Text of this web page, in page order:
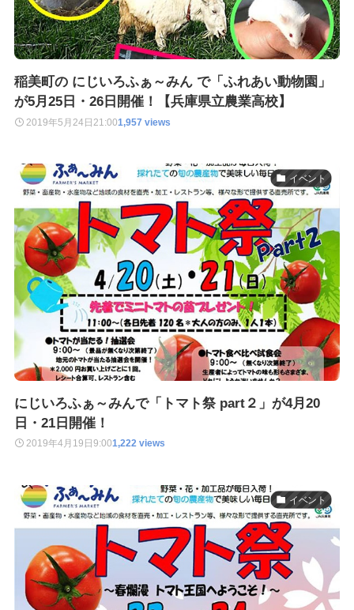
稲美町の にじいろふぁ～みん で「ふれあい動物園」
が5月25日・26日開催！【兵庫県立農業高校】
2019年5月24日 21:001,957 views
イベント
にじいろふぁ～みんで「トマト祭 part２」が4月20
日・21日開催！
2019年4月19日 9:001,222 views
イベント